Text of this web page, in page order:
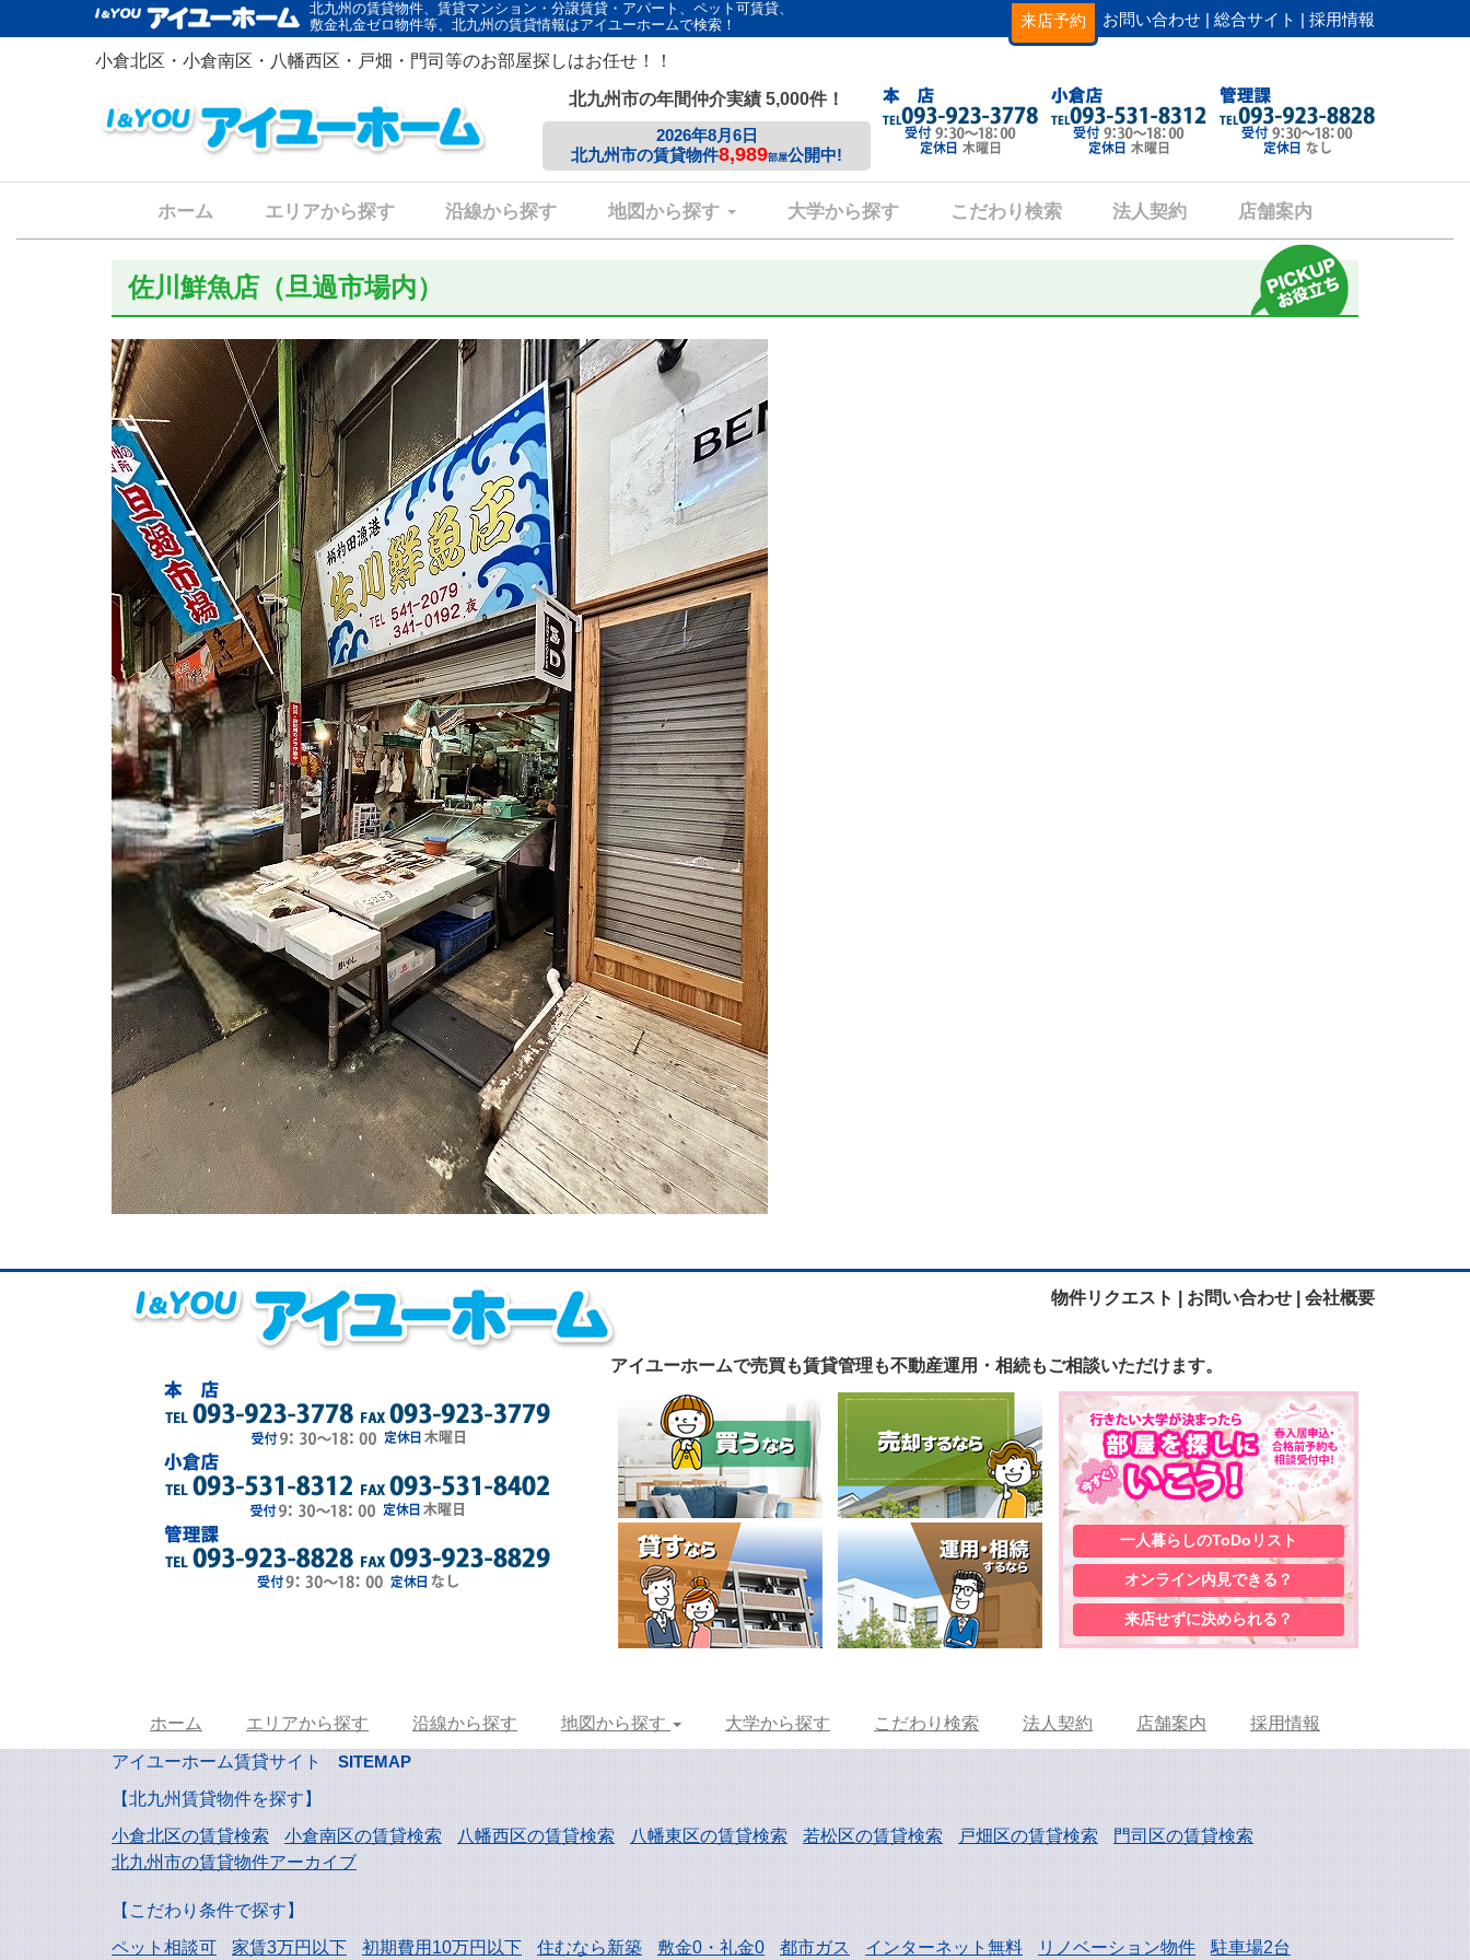
北九州の賃貸物件、賃貸マンション・分譲賃貸・アパート、ペット可賃貸、
敷金礼金ゼロ物件等、北九州の賃貸情報はアイユーホームで検索！
来店予約 お問い合わせ | 総合サイト | 採用情報
小倉北区・小倉南区・八幡西区・戸畑・門司等のお部屋探しはお任せ！！
北九州市の年間仲介実績 5,000件！
2026年8月6日
北九州市の賃貸物件8,989部屋公開中!
ホーム エリアから探す 沿線から探す 地図から探す 大学から探す こだわり検索 法人契約 店舗案内
佐川鮮魚店（旦過市場内）
物件リクエスト | お問い合わせ | 会社概要
アイユーホームで売買も賃貸管理も不動産運用・相続も ご相談いただけます。
一人暮らしのToDoリスト
オンライン内見できる？
来店せずに決められる？
ホーム エリアから探す 沿線から探す 地図から探す 大学から探す こだわり検索 法人契約 店舗案内 採用情報
アイユーホーム賃貸サイト
SITEMAP
【北九州賃貸物件を探す】
小倉北区の賃貸検索
小倉南区の賃貸検索 八幡西区の賃貸検索 八幡東区の賃貸検索 若松区の賃貸検索 戸畑区の賃貸検索
門司区の賃貸検索
北九州市の賃貸物件アーカイブ
【こだわり条件で探す】
ペット相談可
家賃3万円以下 初期費用10万円以下 住むなら新築 敷金0・礼金0 都市ガス インターネット無料 リノベーション物件 駐車場2台